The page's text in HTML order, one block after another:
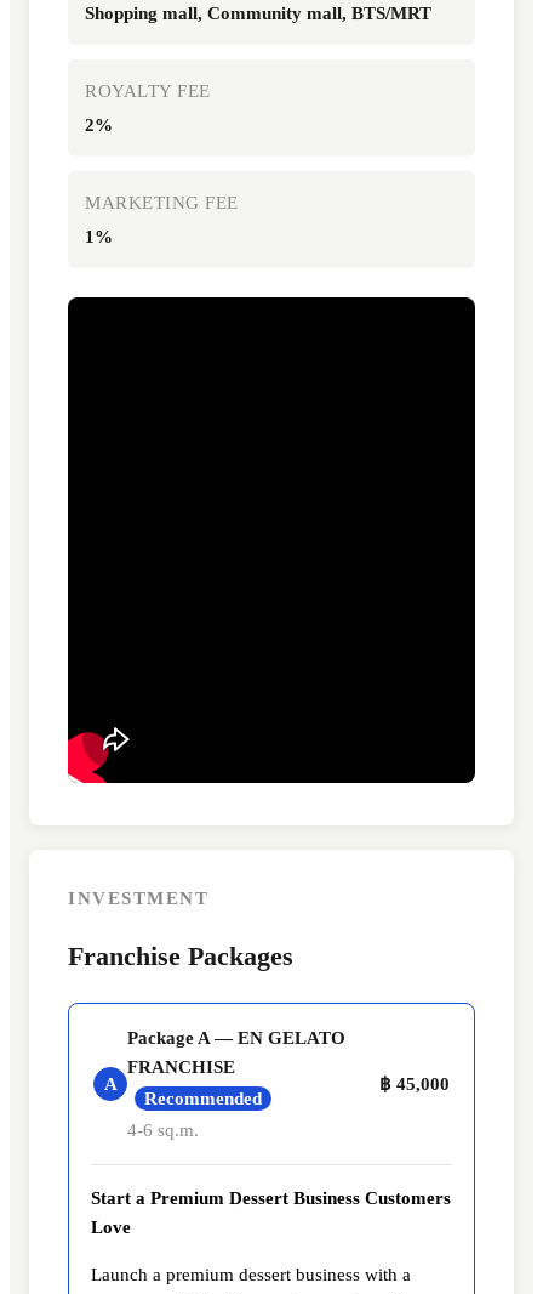
Shopping mall, Community mall, BTS/MRT
ROYALTY FEE
2%
MARKETING FEE
1%
INVESTMENT
Franchise Packages
A
Package A — EN GELATO
FRANCHISE
Recommended
4-6 sq.m.
฿ 45,000
Start a Premium Dessert Business Customers
Love
Launch a premium dessert business with a